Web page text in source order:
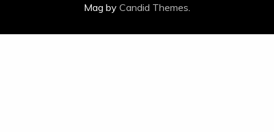
Mag by Candid Themes